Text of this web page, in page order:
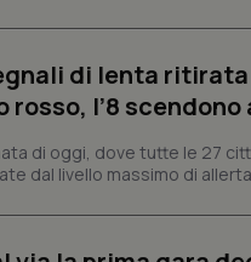
di lenta
rosso, l’8 scendono
di oggi, dove tutte le 27
dal livello massimo di
necessari contribuiscono a
alle aree protette del sito. Il
Fornitore
YouTube